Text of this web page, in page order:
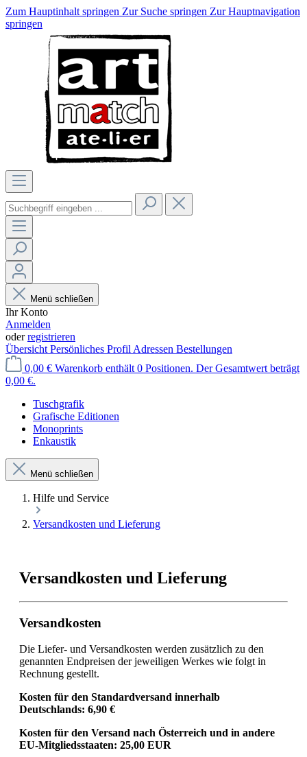
Zum Hauptinhalt springen Zur Suche springen Zur Hauptnavigation
springen
Menü schließen
Ihr Konto
Anmelden
oderregistrieren
Übersicht Persönliches Profil Adressen Bestellungen
0,00 € Warenkorb enthält 0 Positionen. Der Gesamtwert beträgt
0,00 €.
Tuschgrafik
Grafische Editionen
Monoprints
Enkaustik
Menü schließen
Hilfe und Service
Versandkosten und Lieferung
Versandkosten und Lieferung
Versandkosten
Die Liefer- und Versandkosten werden zusätzlich zu den
genannten Endpreisen der jeweiligen Werkes wie folgt in
Rechnung gestellt.
Kosten für den Standardversand innerhalb
Deutschlands: 6,90 €
Kosten für den Versand nach Österreich und in andere
EU-Mitgliedsstaaten: 25,00 EUR